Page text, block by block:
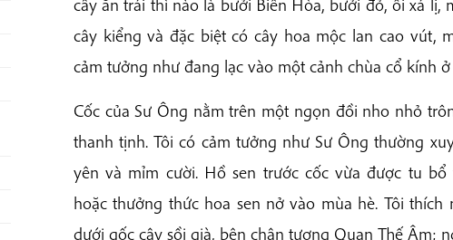
cây kiểng và đặc biệt có cây hoa mộc lan cao vút,
cảm tưởng như đang lạc vào một cảnh chùa cổ kính
Cốc của Sư Ông nằm trên một ngọn đồi nho nhỏ
thanh tịnh. Tôi có cảm tưởng như Sư Ông thường
yên và mỉm cười. Hồ sen trước cốc vừa được tu
hoặc thưởng thức hoa sen nở vào mùa hè. Tôi
dưới gốc cây sồi già, bên chân tượng Quan Thế Âm;